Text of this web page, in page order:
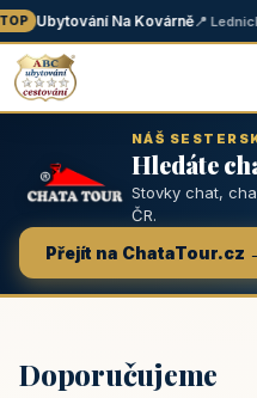
Ubytování Na Kovárně📍
NÁŠ
Hledáte
Stovky chat,
ČR.
Přejít na ChataTour.cz
Doporučujeme